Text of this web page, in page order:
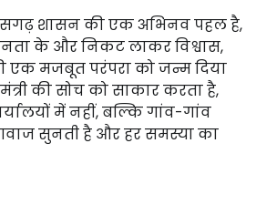
शासन की एक अभिनव पहल है,
के और निकट लाकर विश्वास,
एक मजबूत परंपरा को जन्म दिया
की सोच को साकार करता है,
में नहीं, बल्कि गांव-गांव
सुनती है और हर समस्या का